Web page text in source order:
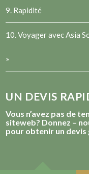
9. Rapidité
10. Voyager avec Asia
»
UN DEVIS
Vous n’avez pas de
siteweb? Donnez –
pour obtenir un